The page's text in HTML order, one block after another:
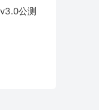
公测